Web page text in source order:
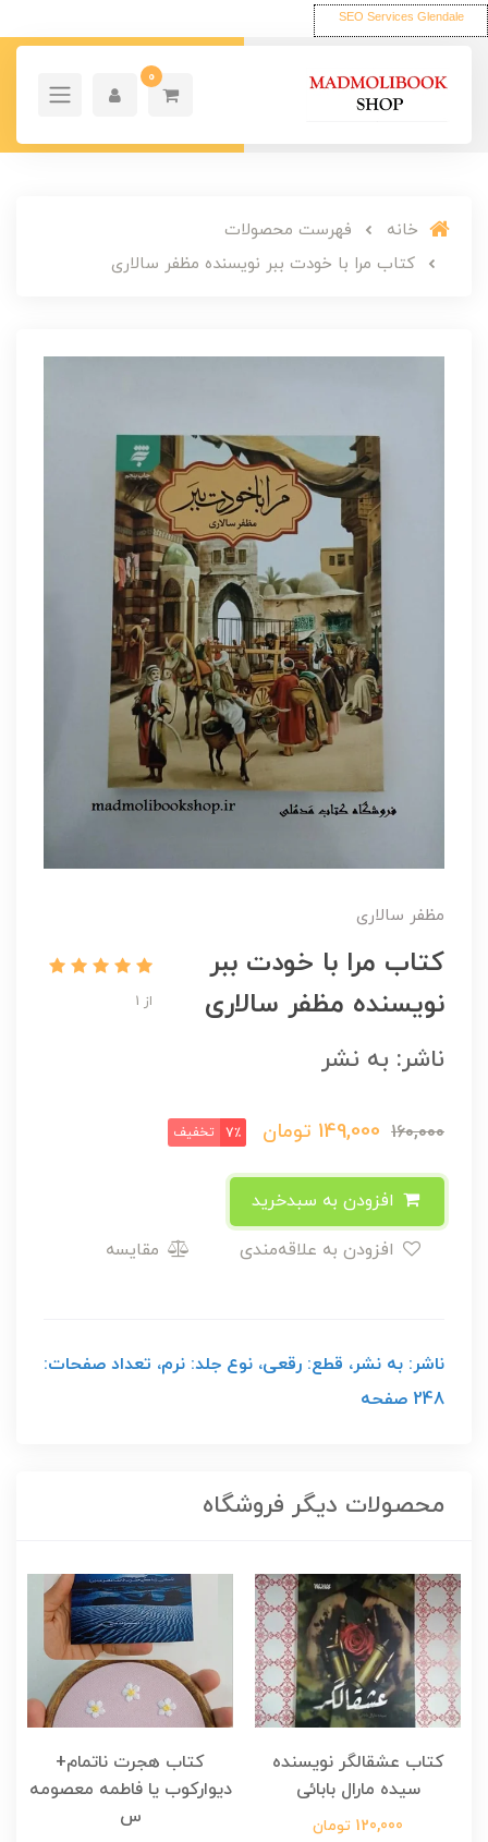
SEO Services Glendale
0
خانه
فهرست محصولات
کتاب مرا با خودت ببر نویسنده مظفر سالاری
مظفر سالاری
کتاب مرا با خودت ببر
نویسنده مظفر سالاری
از 1
ناشر: به نشر
160,000
149,000 تومان 7٪ تخفیف
مقایسه
ناشر: به نشر، قطع: رقعی، نوع جلد: نرم، تعداد صفحات:
248 صفحه
محصولات دیگر فروشگاه
کتاب عشقالگر نویسنده
سیده مارال بابائی
120,000 تومان
کتاب هجرت ناتمام+
دیوارکوب یا فاطمه معصومه
س